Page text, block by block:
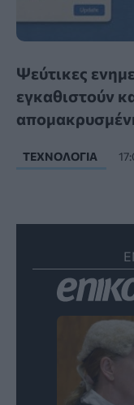
Ψεύτικες
εγκαθιστούν
ΤΕΧΝΟΛΟΓΊΑ